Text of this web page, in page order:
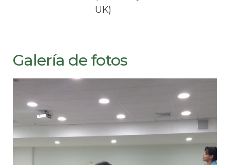
UK)
Galería de fotos